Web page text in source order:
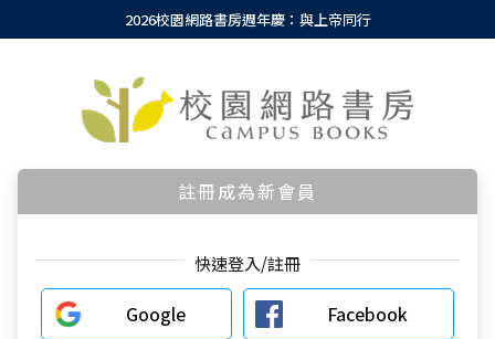
2026校園網路書房週年慶：與上帝同行
註冊成為新會員
快速登入/註冊
Google Facebook